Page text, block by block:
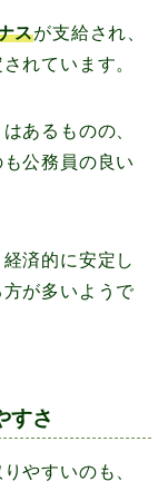
スが支給され、
れています。
あるものの、
公務員の良い
済的に安定し
が多いようで
すさ
やすいのも、